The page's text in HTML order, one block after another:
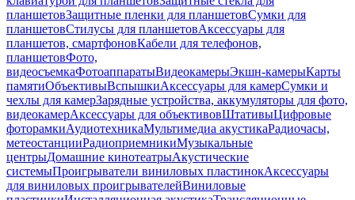
планшетовЗащитные пленки для планшетовСумки для
планшетовСтилусы для планшетовАксессуары для
планшетов, смартфоновКабели для телефонов,
планшетовФото,
видеосъемкаФотоаппаратыВидеокамерыЭкшн-камерыКарты
памятиОбъективыВспышкиАксессуары для камерСумки и
чехлы для камерЗарядные устройства, аккумуляторы для фото,
видеокамерАксессуары для объективовШтативыЦифровые
фоторамкиАудиотехникаМультимедиа акустикаРадиочасы,
метеостанцииРадиоприемникиМузыкальные
центрыДомашние кинотеатрыАкустические
системыПроигрыватели виниловых пластинокАксессуары
для виниловых проигрывателейВиниловые